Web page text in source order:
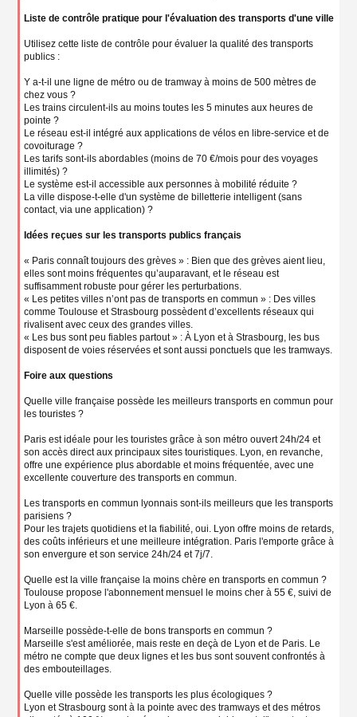
Liste de contrôle pratique pour l'évaluation des transports d'une ville
Utilisez cette liste de contrôle pour évaluer la qualité des transports
publics :
Y a-t-il une ligne de métro ou de tramway à moins de 500 mètres de
chez vous ?
Les trains circulent-ils au moins toutes les 5 minutes aux heures de
pointe ?
Le réseau est-il intégré aux applications de vélos en libre-service et de
covoiturage ?
Les tarifs sont-ils abordables (moins de 70 €/mois pour des voyages
illimités) ?
Le système est-il accessible aux personnes à mobilité réduite ?
La ville dispose-t-elle d'un système de billetterie intelligent (sans
contact, via une application) ?
Idées reçues sur les transports publics français
« Paris connaît toujours des grèves » : Bien que des grèves aient lieu,
elles sont moins fréquentes qu’auparavant, et le réseau est
suffisamment robuste pour gérer les perturbations.
« Les petites villes n’ont pas de transports en commun » : Des villes
comme Toulouse et Strasbourg possèdent d’excellents réseaux qui
rivalisent avec ceux des grandes villes.
« Les bus sont peu fiables partout » : À Lyon et à Strasbourg, les bus
disposent de voies réservées et sont aussi ponctuels que les tramways.
Foire aux questions
Quelle ville française possède les meilleurs transports en commun pour
les touristes ?
Paris est idéale pour les touristes grâce à son métro ouvert 24h/24 et
son accès direct aux principaux sites touristiques. Lyon, en revanche,
offre une expérience plus abordable et moins fréquentée, avec une
excellente couverture des transports en commun.
Les transports en commun lyonnais sont-ils meilleurs que les transports
parisiens ?
Pour les trajets quotidiens et la fiabilité, oui. Lyon offre moins de retards,
des coûts inférieurs et une meilleure intégration. Paris l'emporte grâce à
son envergure et son service 24h/24 et 7j/7.
Quelle est la ville française la moins chère en transports en commun ?
Toulouse propose l'abonnement mensuel le moins cher à 55 €, suivi de
Lyon à 65 €.
Marseille possède-t-elle de bons transports en commun ?
Marseille s'est améliorée, mais reste en deçà de Lyon et de Paris. Le
métro ne compte que deux lignes et les bus sont souvent confrontés à
des embouteillages.
Quelle ville possède les transports les plus écologiques ?
Lyon et Strasbourg sont à la pointe avec des tramways et des métros